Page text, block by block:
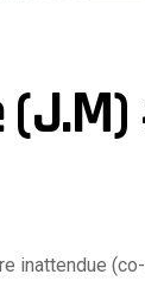
inattendue